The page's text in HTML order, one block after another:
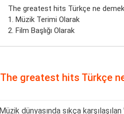
The greatest hits Türkçe ne
1. Müzik Terimi Olarak
2. Film Başlığı Olarak
The greatest hits Türkçe
Müzik dünyasında sıkça